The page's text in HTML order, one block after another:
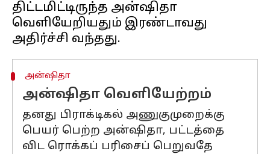
திட்டமிட்டிருந்த அன்ஷிதா
வெளியேறியதும் இரண்டாவது
அன்ஷிதா
அன்ஷிதா வெளியேற்றம்
தனது பிராக்டிகல் அணுகுமுறைக்கு
பெயர் பெற்ற அன்ஷிதா, பட்டத்தை
விட ரொக்கப் பரிசைப் பெறுவதே